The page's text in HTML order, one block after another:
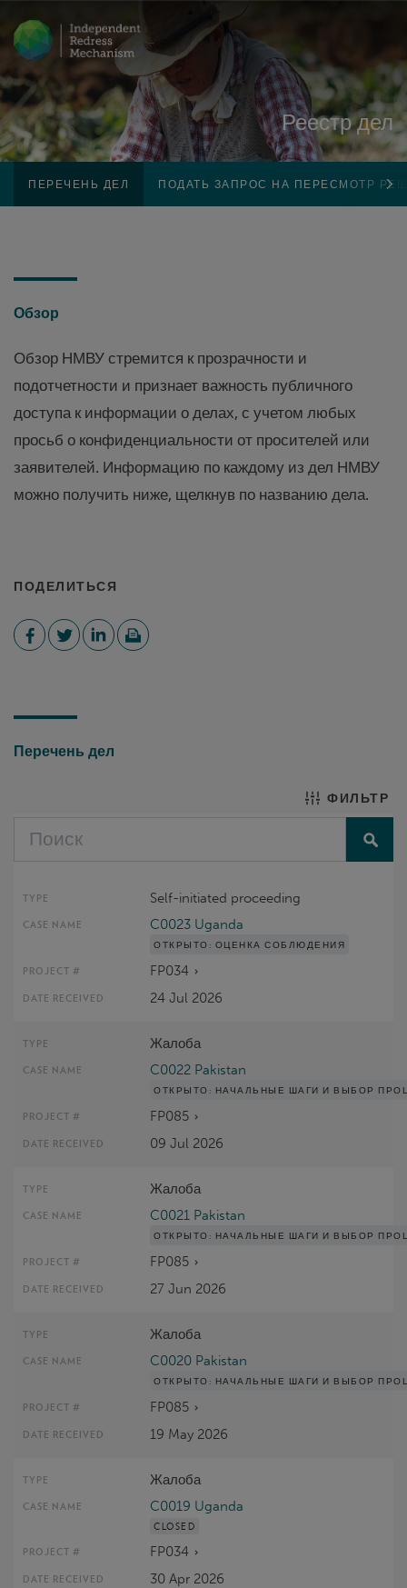
Реестр дел
ПЕРЕЧЕНЬ ДЕЛ ПОДАТЬ ЗАПРОС НА ПЕРЕСМОТР
Обзор
Обзор НМВУ стремится к прозрачности и
подотчетности и признает важность публичного
доступа к информации о делах, с учетом любых
просьб о конфиденциальности от просителей или
заявителей. Информацию по каждому из дел НМВУ
можно получить ниже, щелкнув по названию дела.
ПОДЕЛИТЬСЯ
Перечень дел
ФИЛЬТР
Self-initiated proceeding
C0023 Uganda
ОТКРЫТО: ОЦЕНКА СОБЛЮДЕНИЯ
FP034
24 Jul 2026
Жалоба
C0022 Pakistan
ОТКРЫТО: НАЧАЛЬНЫЕ ШАГИ И ВЫБОР
FP085
09 Jul 2026
Жалоба
C0021 Pakistan
ОТКРЫТО: НАЧАЛЬНЫЕ ШАГИ И ВЫБОР
FP085
27 Jun 2026
Жалоба
C0020 Pakistan
ОТКРЫТО: НАЧАЛЬНЫЕ ШАГИ И ВЫБОР
FP085
19 May 2026
Жалоба
C0019 Uganda
CLOSED
FP034
30 Apr 2026